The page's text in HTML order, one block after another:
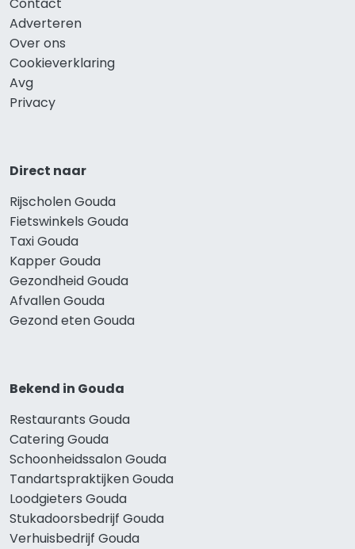
Contact
Adverteren
Over ons
Cookieverklaring
Avg
Privacy
Direct naar
Rijscholen Gouda
Fietswinkels Gouda
Taxi Gouda
Kapper Gouda
Gezondheid Gouda
Afvallen Gouda
Gezond eten Gouda
Bekend in Gouda
Restaurants Gouda
Catering Gouda
Schoonheidssalon Gouda
Tandartspraktijken Gouda
Loodgieters Gouda
Stukadoorsbedrijf Gouda
Verhuisbedrijf Gouda